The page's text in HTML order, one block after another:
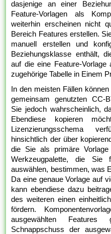
dasjenige an einer
Feature-Vorlagen als
weiterhin erscheinen nicht
Bereich Features erstellen.
manuell erstellen und
Beziehungsklasse enthält,
auf die eine Feature-
zugehörige Tabelle in Einem
In den meisten Fällen
gemeinsam genutzten CC-
Sie jedoch wahrscheinlich,
Ebendiese kopieren
Lizenzierungsschema
hinsichtlich der über
die Sie als primäre
Werkzeugpalette, die
auswählen, bestimmen, was
Da eine genaue Vorlage auf
kann ebendiese dazu
des weiteren einen
fördern.
ausgewählten
Schnappschuss der